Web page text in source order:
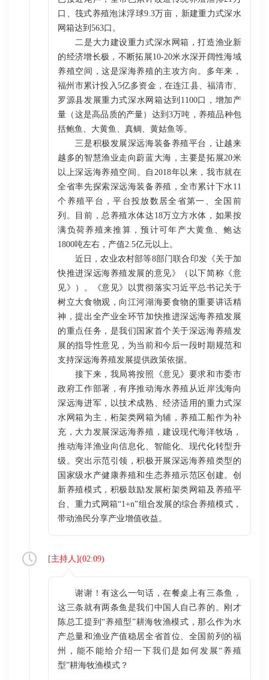
口、筏式养殖泡沫浮球9.3万亩，新建重力式深水
网箱达到563口。
二是大力建设重力式深水网箱，打造渔业新
的经济增长极，不断拓展10-20米水深开阔性海域
养殖空间，这是深海养殖的主攻方向。多年来，
福州市累计投入5亿多资金，在连江县、福清市、
罗源县发展重力式深水网箱达到1100口，增加产
量（这是高品质的产量）达到3万吨，养殖品种包
括鲍鱼、大黄鱼、真鲷、黄姑鱼等。
三是积极发展深远海装备养殖平台，让越来
越多的智慧渔业走向蔚蓝大海，主要是拓展20米
以上深远海养殖空间。自2018年以来，我市就在
全省率先探索深远海装备养殖，全市累计下水11
个养殖平台，平台投放数居全省第一、全国前
列。目前，总养殖水体达18万立方水体，如果按
满负荷养殖来推算，预计可年产大黄鱼、鲍达
1800吨左右，产值2.5亿元以上。
近日，农业农村部等8部门联合印发《关于加
快推进深远海养殖发展的意见》（以下简称《意
见》）。《意见》以贯彻落实习近平总书记关于
树立大食物观，向江河湖海要食物的重要讲话精
神，提出全产业全环节加快推进深远海养殖发展
的重点任务，是我们国家首个关于深远海养殖发
展的指导性意见，为当前和今后一段时期规范和
支持深远海养殖发展提供政策依据。
接下来，我局将按照《意见》要求和市委市
政府工作部署，有序推动海水养殖从近岸浅海向
深远海进军，以技术成熟、经济适用的重力式深
水网箱为主，桁架类网箱为辅，养殖工船作为补
充，大力发展深远海养殖，建设现代海洋牧场，
推动海洋渔业向信息化、智能化、现代化转型升
级。突出示范引领，积极开展深远海养殖类型的
国家级水产健康养殖和生态养殖示范区创建。创
新养殖模式，积极鼓励发展桁架类网箱及养殖平
台、重力式网箱“1+n”组合发展的综合养殖模式，
带动渔民分享产业增值收益。
[主持人](02:09)
谢谢！有这么一句话，在餐桌上有三条鱼，
这三条就有两条鱼是我们中国人自己养的。刚才
陈总工提到“养殖型”耕海牧渔模式，那么作为水
产总量和渔业产值稳居全省首位、全国前列的福
州，能不能给介绍一下我们是如何发展“养殖
型”耕海牧渔模式？